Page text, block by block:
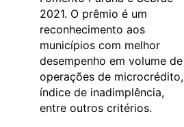
2021. O prêmio é um
reconhecimento aos
municípios com melhor
desempenho em volume de
operações de microcrédito,
índice de inadimplência,
entre outros critérios.